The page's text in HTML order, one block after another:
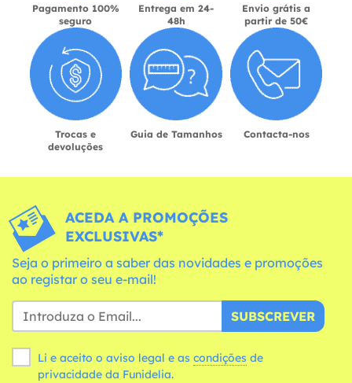
Pagamento 100%
seguro
Entrega em 24-
48h
Envio grátis a
partir de 50€
Trocas e
devoluções
Guia de Tamanhos Contacta-nos
ACEDA A PROMOÇÕES
EXCLUSIVAS*
Seja o primeiro a saber das novidades e promoções
ao registar o seu e-mail!
SUBSCREVER
Li e aceito o aviso legal e as condições
privacidade da Funidelia.